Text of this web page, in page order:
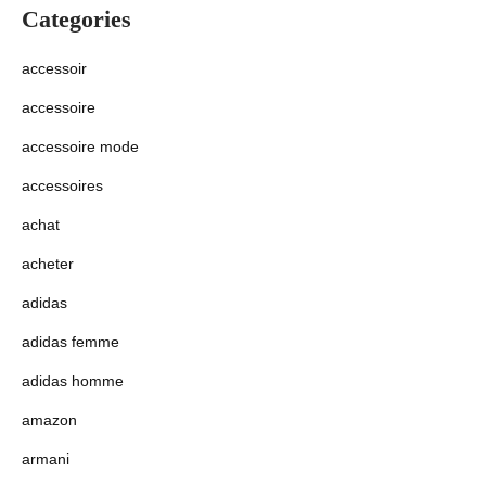
Categories
accessoir
accessoire
accessoire mode
accessoires
achat
acheter
adidas
adidas femme
adidas homme
amazon
armani